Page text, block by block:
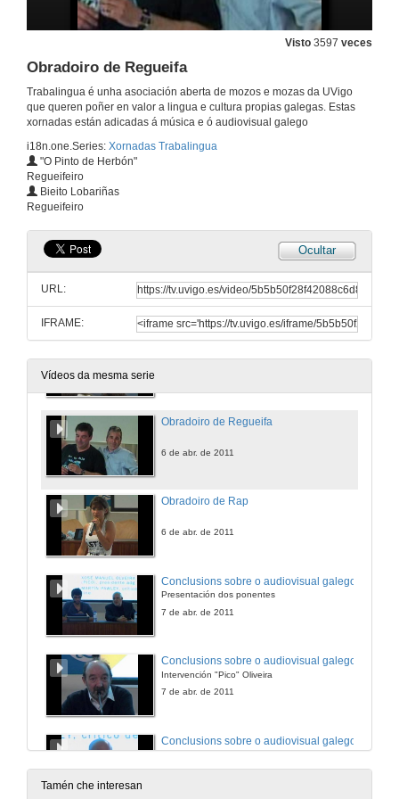
Visto 3597 veces
Obradoiro de Regueifa
Trabalingua é unha asociación aberta de mozos e mozas da UVigo
que queren poñer en valor a lingua e cultura propias galegas. Estas
xornadas están adicadas á música e ó audiovisual galego
i18n.one.Series: Xornadas Trabalingua
"O Pinto de Herbón"
Regueifeiro
Bieito Lobariñas
Regueifeiro
Ocultar
URL:
IFRAME:
Vídeos da mesma serie
O estado da música dende a perspectiva do artista
Mostra de música de Uxía Senlle
Presentación do videoclip "Galego" de El Puto Coke
6 de abr. de 2011
Concerto Guadi Galego e Guillermo Fernández
Obradoiro de Regueifa
6 de abr. de 2011
Obradoiro de Rap
6 de abr. de 2011
Conclusions sobre o audiovisual galego
Presentación dos ponentes
7 de abr. de 2011
Conclusions sobre o audiovisual galego
Intervención "Pico" Oliveira
7 de abr. de 2011
Conclusions sobre o audiovisual galego
Intervención Antón Reixa
7 de abr. de 2011
Tamén che interesan